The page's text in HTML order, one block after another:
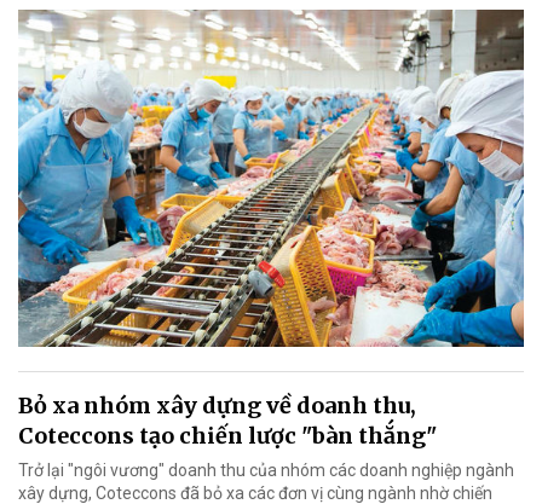
Bỏ xa nhóm xây dựng về doanh thu,
Coteccons tạo chiến lược "bàn thắng"
Trở lại "ngôi vương" doanh thu của nhóm các doanh nghiệp ngành
xây dựng, Coteccons đã bỏ xa các đơn vị cùng ngành nhờ chiến